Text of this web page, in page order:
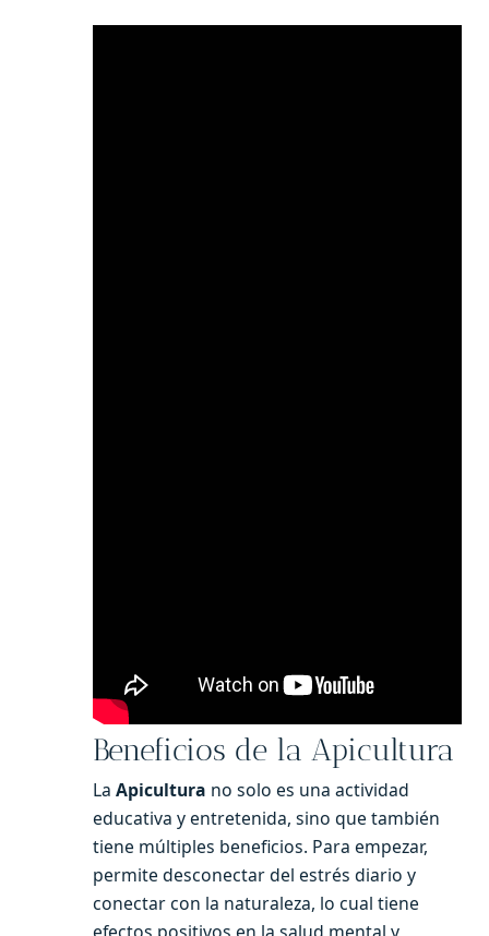
Beneficios de la Apicultura
La Apicultura no solo es una actividad
educativa y entretenida, sino que también
tiene múltiples beneficios. Para empezar,
permite desconectar del estrés diario y
conectar con la naturaleza, lo cual tiene